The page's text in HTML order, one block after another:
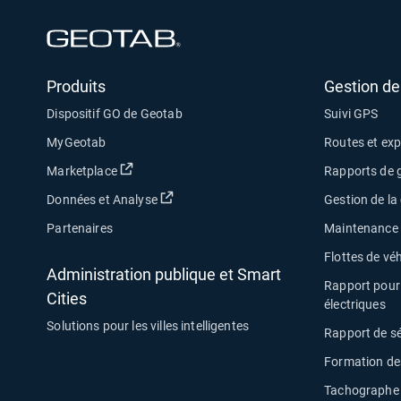
Produits
Dispositif GO de Geotab
MyGeotab
Marketplace
Ouvrir dans une nouvelle fenêtre
Données et Analyse Ouvrir dans une nouvelle fenêtre
Partenaires
Administration publique et Smart
Cities
Solutions pour les villes intelligentes
Gestion
Suivi GPS
Routes et
Rapports de
Gestion de
Flottes de
Rapport
électriques
Rapport de
Formation
Tachographe